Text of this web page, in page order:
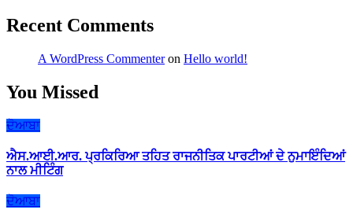
Recent Comments
A WordPress Commenteron Hello world!
You Missed
ਦੋਆਬਾ
ਐਸ.ਆਈ.ਆਰ. ਪ੍ਰਕਿਰਿਆ ਤਹਿਤ ਰਾਜਨੀਤਿਕ ਪਾਰਟੀਆਂ ਦੇ ਨੁਮਾਇੰਦਿਆਂ
ਨਾਲ ਮੀਟਿੰਗ
ਦੋਆਬਾ